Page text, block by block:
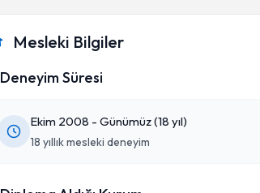
Mesleki Bilgiler
Deneyim Süresi
Ekim 2008 - Günümüz (18 yıl)
18 yıllık mesleki deneyim